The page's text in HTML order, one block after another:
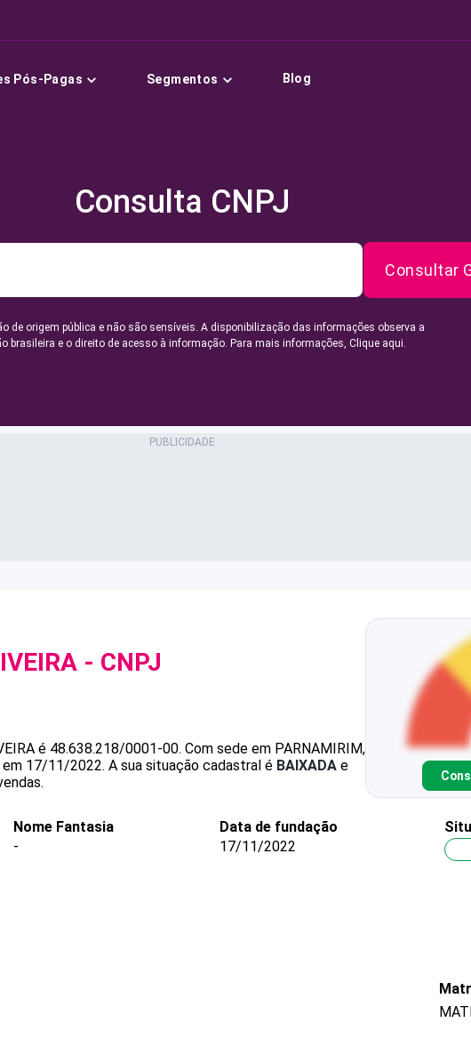
Pós-Pagas Segmentos Blog
Consulta CNPJ
Consultar
de origem pública e não são sensíveis. A disponibilização das informações observa a
brasileira e o direito de acesso à informação. Para mais informações, Clique aqui.
- CNPJ
é 48.638.218/0001-00. Com sede em PARNAMIRIM,
em 17/11/2022. A sua situação cadastral é BAIXADA e
Nome Fantasia
-
Data de fundação
17/11/2022